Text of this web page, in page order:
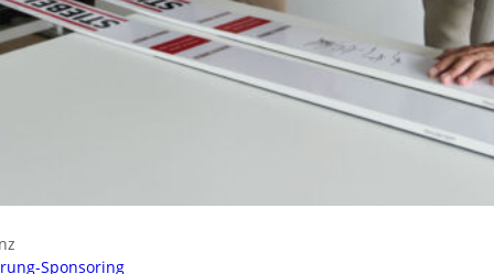
Sponsoring